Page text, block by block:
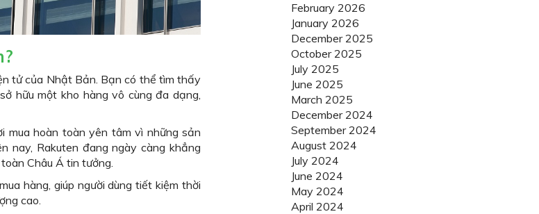
tử của Nhật Bản. Bạn có thể tìm thấy
hữu một kho hàng vô cùng đa dạng,
mua hoàn toàn yên tâm vì những sản
nay, Rakuten đang ngày càng khẳng
Châu Á tin tưởng.
hàng, giúp người dùng tiết kiệm thời
cao.
February 2026
January 2026
December 2025
October 2025
July 2025
June 2025
March 2025
December 2024
September 2024
August 2024
July 2024
June 2024
May 2024
April 2024